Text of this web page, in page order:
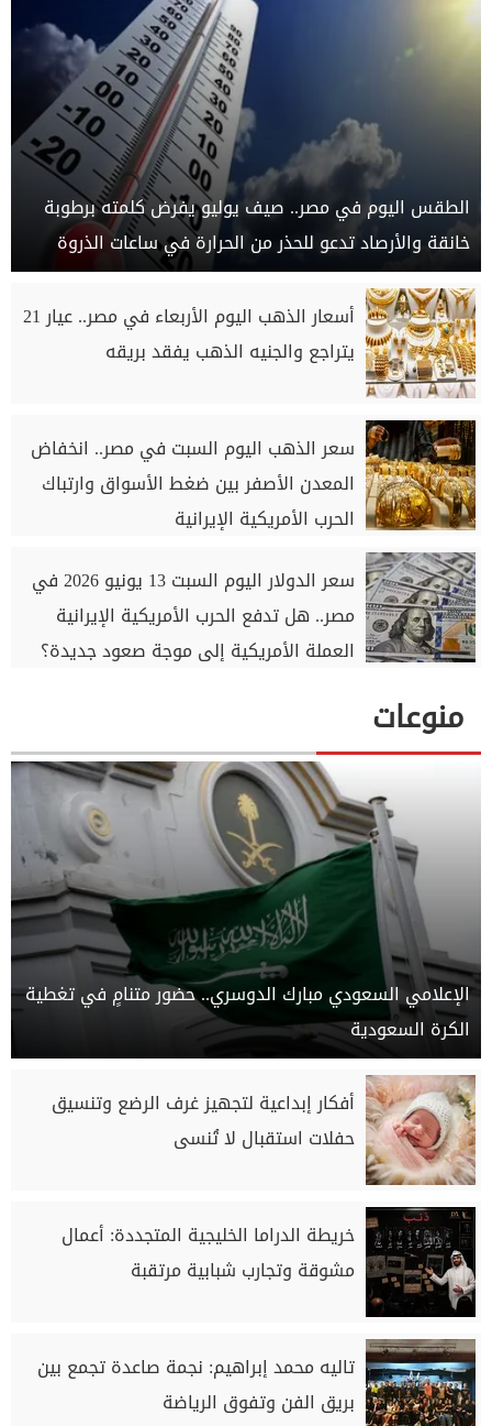
الطقس اليوم في مصر.. صيف يوليو يفرض كلمته برطوبة
خانقة والأرصاد تدعو للحذر من الحرارة في ساعات الذروة
أسعار الذهب اليوم الأربعاء في مصر.. عيار 21
يتراجع والجنيه الذهب يفقد بريقه
سعر الذهب اليوم السبت في مصر.. انخفاض
المعدن الأصفر بين ضغط الأسواق وارتباك
الحرب الأمريكية الإيرانية
سعر الدولار اليوم السبت 13 يونيو 2026 في
مصر.. هل تدفع الحرب الأمريكية الإيرانية
العملة الأمريكية إلى موجة صعود جديدة؟
منوعات
الإعلامي السعودي مبارك الدوسري.. حضور متنامٍ في تغطية
الكرة السعودية
أفكار إبداعية لتجهيز غرف الرضع وتنسيق
حفلات استقبال لا تُنسى
خريطة الدراما الخليجية المتجددة: أعمال
مشوقة وتجارب شبابية مرتقبة
تاليه محمد إبراهيم: نجمة صاعدة تجمع بين
بريق الفن وتفوق الرياضة